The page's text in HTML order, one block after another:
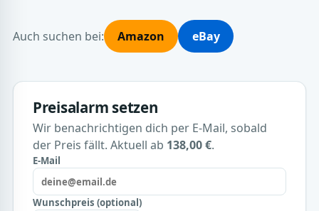
Auch suchen bei: Amazon eBay
Preisalarm setzen
Wir benachrichtigen dich per E-Mail, sobald
der Preis fällt. Aktuell ab 138,00 €.
E-Mail
Wunschpreis (optional)